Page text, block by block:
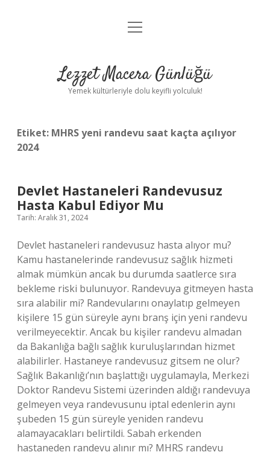
Anasayfa
Yasal Uyarı
menüyü
Lezzet Macera Günlüğü
Yemek kültürleriyle dolu keyifli yolculuk!
Etiket: MHRS yeni randevu saat kaçta açılıyor
2024
Devlet Hastaneleri Randevusuz
Hasta Kabul Ediyor Mu
Tarih: Aralık 31, 2024
Devlet hastaneleri randevusuz hasta alıyor mu?
Kamu hastanelerinde randevusuz sağlık hizmeti
almak mümkün ancak bu durumda saatlerce sıra
bekleme riski bulunuyor. Randevuya gitmeyen hasta
sıra alabilir mi? Randevularını onaylatıp gelmeyen
kişilere 15 gün süreyle aynı branş için yeni randevu
verilmeyecektir. Ancak bu kişiler randevu almadan
da Bakanlığa bağlı sağlık kuruluşlarından hizmet
alabilirler. Hastaneye randevusuz gitsem ne olur?
Sağlık Bakanlığı’nın başlattığı uygulamayla, Merkezi
Doktor Randevu Sistemi üzerinden aldığı randevuya
gelmeyen veya randevusunu iptal edenlerin aynı
şubeden 15 gün süreyle yeniden randevu
alamayacakları belirtildi. Sabah erkenden
hastaneden randevu alınır mı? MHRS randevu